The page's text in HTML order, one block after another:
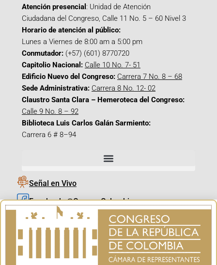
Atención presencial : Unidad de Atención
Ciudadana del Congreso, Calle 11 No. 5 – 60 Nivel 3
Horario de atención al público:
Lunes a Viernes de 8:00 am a 5:00 pm
Conmutador: (+57) (601) 8770720
Capitolio Nacional: Calle 10 No. 7- 51
Edificio Nuevo del Congreso: Carrera 7 No. 8 – 68
Sede Administrativa: Carrera 8 No. 12- 02
Claustro Santa Clara – Hemeroteca del Congreso:
Calle 9 No. 8 – 92
Biblioteca Luis Carlos Galán Sarmiento:
Carrera 6 # 8–94
Señal en Vivo
Facebook_@CamaraColombia
Instagram_@CamaraColombia
X_@CamaraColombia
Youtube_@CamaraColombia